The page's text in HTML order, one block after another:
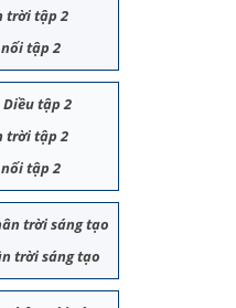
trời tập 2
nối tập 2
Diều tập 2
trời tập 2
nối tập 2
trời sáng tạo
trời sáng tạo